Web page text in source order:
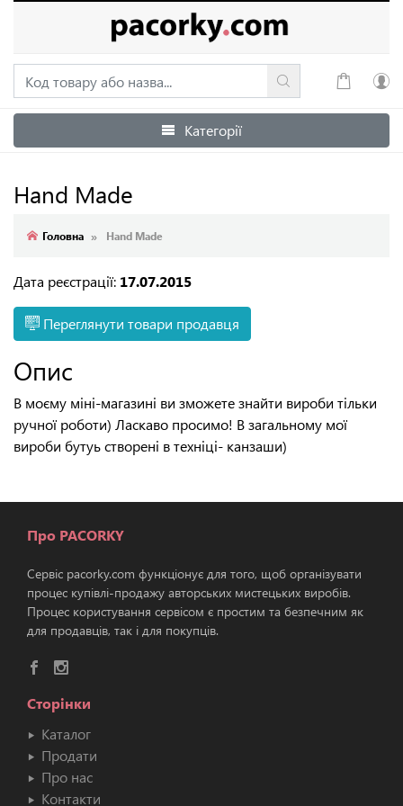
Увійти
Категорії
Hand Made
Головна Hand Made
Дата реєстрації: 17.07.2015
Переглянути товари продавця
Опис
В моєму міні-магазині ви зможете знайти вироби тільки
ручної роботи) Ласкаво просимо! В загальному мої
вироби бутуь створені в техніці- канзаши)
Про PACORKY
Сервіс pacorky.com функціонує для того, щоб організувати
процес купівлі-продажу авторських мистецьких виробів.
Процес користування сервісом є простим та безпечним як
для продавців, так і для покупців.
Сторінки
Каталог
Продати
Про нас
Контакти